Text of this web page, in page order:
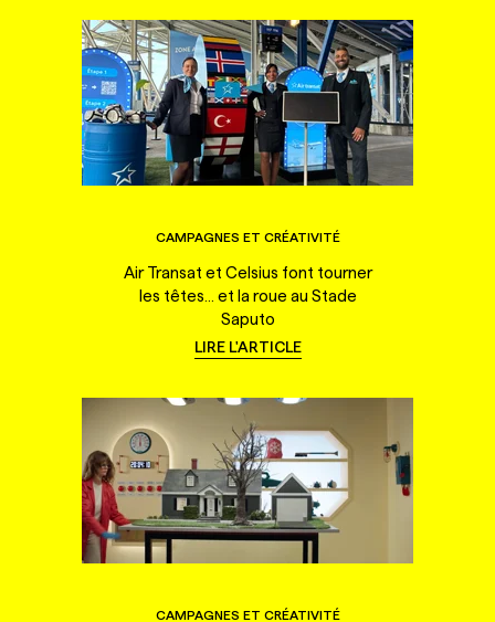
CAMPAGNES ET CRÉATIVITÉ
Air Transat et Celsius font tourner
les têtes... et la roue au Stade
Saputo
LIRE L'ARTICLE
CAMPAGNES ET CRÉATIVITÉ